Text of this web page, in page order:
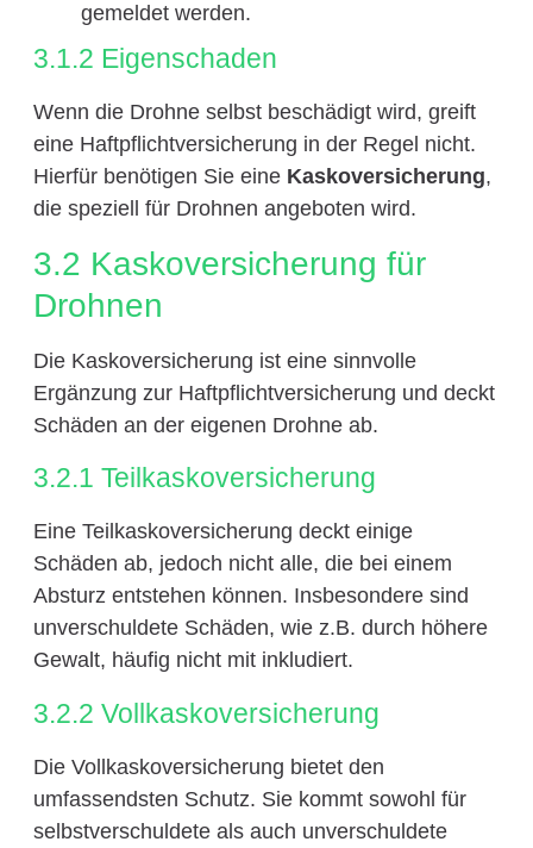
gemeldet werden.
3.1.2 Eigenschaden
Wenn die Drohne selbst beschädigt wird, greift
eine Haftpflichtversicherung in der Regel nicht.
Hierfür benötigen Sie eine Kaskoversicherung,
die speziell für Drohnen angeboten wird.
3.2 Kaskoversicherung für
Drohnen
Die Kaskoversicherung ist eine sinnvolle
Ergänzung zur Haftpflichtversicherung und deckt
Schäden an der eigenen Drohne ab.
3.2.1 Teilkaskoversicherung
Eine Teilkaskoversicherung deckt einige
Schäden ab, jedoch nicht alle, die bei einem
Absturz entstehen können. Insbesondere sind
unverschuldete Schäden, wie z.B. durch höhere
Gewalt, häufig nicht mit inkludiert.
3.2.2 Vollkaskoversicherung
Die Vollkaskoversicherung bietet den
umfassendsten Schutz. Sie kommt sowohl für
selbstverschuldete als auch unverschuldete